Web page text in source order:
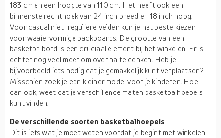
183 cm en een hoogte van 110 cm. Het heeft ook een
binnenste rechthoek van 24 inch breed en 18 inch hoog.
Voor casual niet-reguliere velden kun je het beste kiezen
voor waaiervormige backboards. De grootte van een
basketbalbord is een cruciaal element bij het winkelen. Er is
echter nog veel meer om over na te denken. Heb je
bijvoorbeeld iets nodig dat je gemakkelijk kunt verplaatsen?
Misschien zoek je een kleiner model voor je kinderen. Hoe
dan ook, weet dat je verschillende maten basketbalhoepels
kunt vinden.
De verschillende soorten basketbalhoepels
Dit is iets wat je moet weten voordat je begint met winkelen.